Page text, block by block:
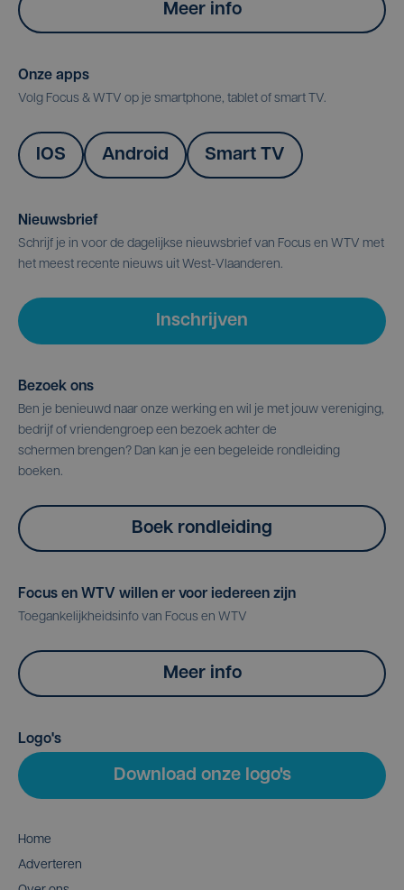
Meer info
Onze apps
Volg Focus & WTV op je smartphone, tablet of smart TV.
IOS Android Smart TV
Nieuwsbrief
Schrijf je in voor de dagelijkse nieuwsbrief van Focus en WTV met
het meest recente nieuws uit West-Vlaanderen.
Inschrijven
Bezoek ons
Ben je benieuwd naar onze werking en wil je met jouw vereniging,
bedrijf of vriendengroep een bezoek achter de
schermen brengen? Dan kan je een begeleide rondleiding
boeken.
Boek rondleiding
Focus en WTV willen er voor iedereen zijn
Toegankelijkheidsinfo van Focus en WTV
Meer info
Logo's
Download onze logo's
Home
Adverteren